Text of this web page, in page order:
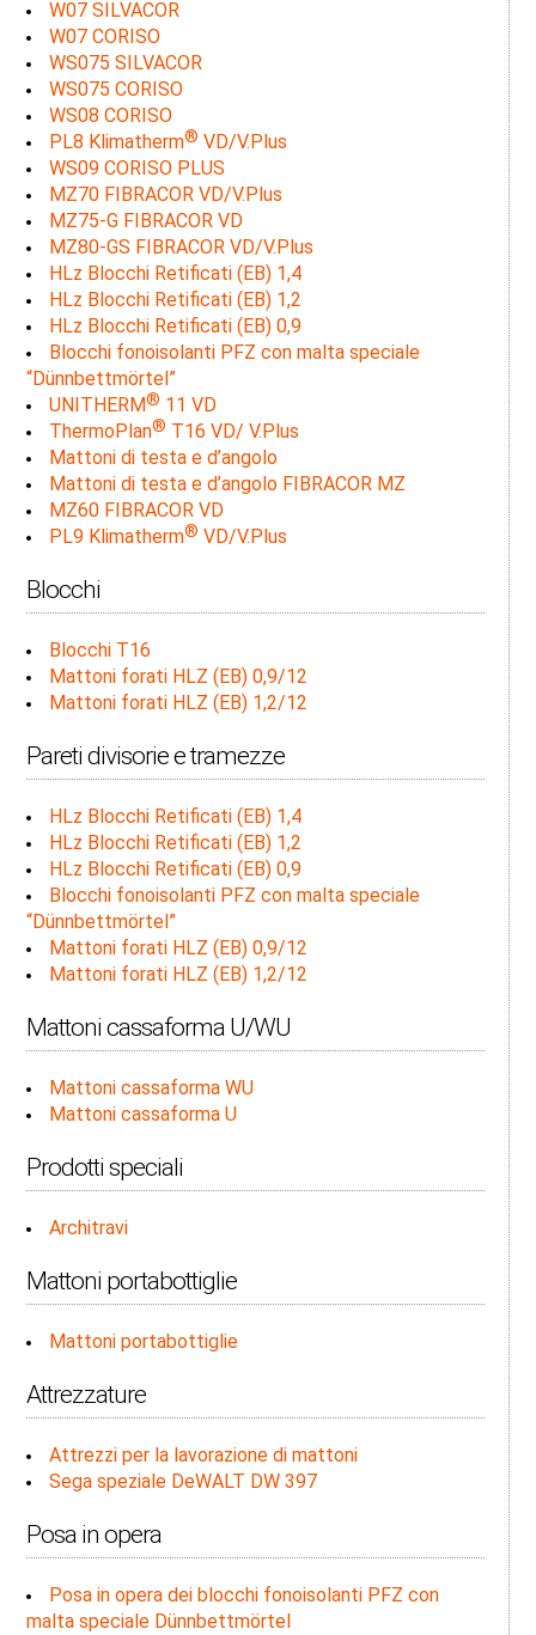
W07 SILVACOR
W07 CORISO
WS075 SILVACOR
WS075 CORISO
WS08 CORISO
PL8 Klimatherm® VD/V.Plus
WS09 CORISO PLUS
MZ70 FIBRACOR VD/V.Plus
MZ75-G FIBRACOR VD
MZ80-GS FIBRACOR VD/V.Plus
HLz Blocchi Retificati (EB) 1,4
HLz Blocchi Retificati (EB) 1,2
HLz Blocchi Retificati (EB) 0,9
Blocchi fonoisolanti PFZ con malta speciale
“Dünnbettmörtel”
UNITHERM® 11 VD
ThermoPlan® T16 VD/ V.Plus
Mattoni di testa e d’angolo
Mattoni di testa e d’angolo FIBRACOR MZ
MZ60 FIBRACOR VD
PL9 Klimatherm® VD/V.Plus
Blocchi
Blocchi T16
Mattoni forati HLZ (EB) 0,9/12
Mattoni forati HLZ (EB) 1,2/12
Pareti divisorie e tramezze
HLz Blocchi Retificati (EB) 1,4
HLz Blocchi Retificati (EB) 1,2
HLz Blocchi Retificati (EB) 0,9
Blocchi fonoisolanti PFZ con malta speciale
“Dünnbettmörtel”
Mattoni forati HLZ (EB) 0,9/12
Mattoni forati HLZ (EB) 1,2/12
Mattoni cassaforma U/WU
Mattoni cassaforma WU
Mattoni cassaforma U
Prodotti speciali
Architravi
Mattoni portabottiglie
Mattoni portabottiglie
Attrezzature
Attrezzi per la lavorazione di mattoni
Sega speziale DeWALT DW 397
Posa in opera
Posa in opera dei blocchi fonoisolanti PFZ con
malta speciale Dünnbettmörtel